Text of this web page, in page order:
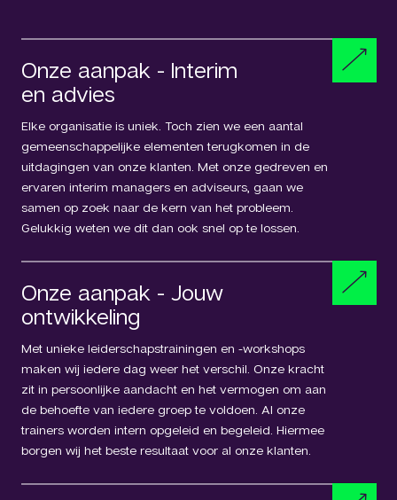
Onze aanpak - Interim
en advies
Elke organisatie is uniek. Toch zien we een aantal
gemeenschappelijke elementen terugkomen in de
uitdagingen van onze klanten. Met onze gedreven en
ervaren interim managers en adviseurs, gaan we
samen op zoek naar de kern van het probleem.
Gelukkig weten we dit dan ook snel op te lossen.
Onze aanpak - Jouw
ontwikkeling
Met unieke leiderschapstrainingen en -workshops
maken wij iedere dag weer het verschil. Onze kracht
zit in persoonlijke aandacht en het vermogen om aan
de behoefte van iedere groep te voldoen. Al onze
trainers worden intern opgeleid en begeleid. Hiermee
borgen wij het beste resultaat voor al onze klanten.